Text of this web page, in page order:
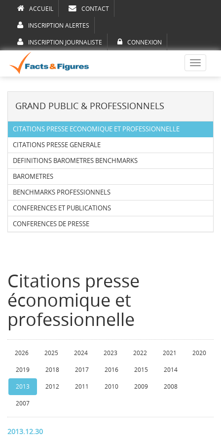
ACCUEIL CONTACT
INSCRIPTION ALERTES
INSCRIPTION JOURNALISTE CONNEXION
Toggle
GRAND PUBLIC & PROFESSIONNELS
CITATIONS PRESSE ECONOMIQUE ET PROFESSIONNELLE
CITATIONS PRESSE GENERALE
DEFINITIONS BAROMETRES BENCHMARKS
BAROMETRES
BENCHMARKS PROFESSIONNELS
CONFERENCES ET PUBLICATIONS
CONFERENCES DE PRESSE
Citations presse
économique et
professionnelle
2026 2025 2024 2023 2022 2021 2020
2019 2018 2017 2016 2015 2014
2013 2012 2011 2010 2009 2008
2007
2013.12.30